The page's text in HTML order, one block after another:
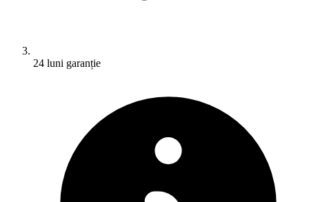
24 luni garanție